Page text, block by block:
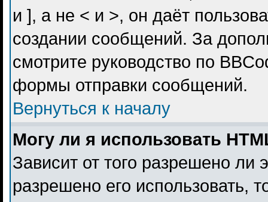
и ], а не < и >, он даёт
создании сообщений. За
смотрите руководство по
формы отправки сообщений.
Вернуться к началу
Могу ли я использовать
Зависит от того разрешено ли
разрешено его использовать,